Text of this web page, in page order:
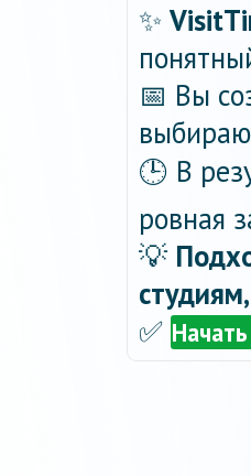
✨
📅 Вы
🕒 В
ровная
💡
✅